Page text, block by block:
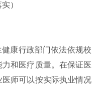
）
健康行政部门依法依规校
和医疗质量。在保证医
师可以按实际执业情况